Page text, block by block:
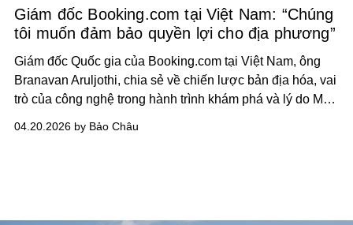
Giám đốc Booking.com tại Việt Nam: “Chúng
tôi muốn đảm bảo quyền lợi cho địa phương”
Giám đốc Quốc gia của Booking.com tại Việt Nam, ông
Branavan Aruljothi, chia sẻ về chiến lược bản địa hóa, vai
trò của công nghệ trong hành trình khám phá và lý do Mũi
Nam trên bản đồ thế giới.
04.20.2026 by Bảo Châu